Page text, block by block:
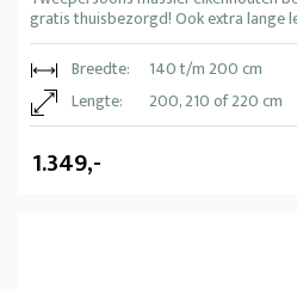
gratis thuisbezorgd! Ook extra lange
Breedte:
140 t/m 200 cm
Lengte:
200, 210 of 220 cm
1.349,-